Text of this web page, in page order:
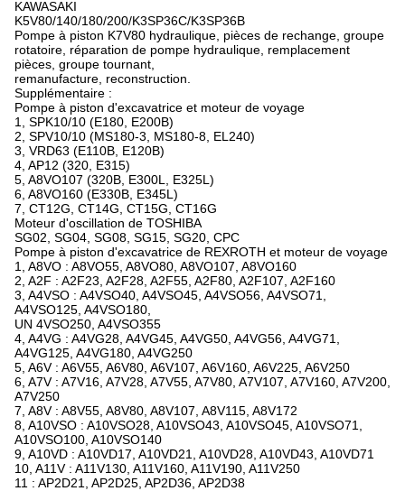
KAWASAKI
K5V80/140/180/200/K3SP36C/K3SP36B
Pompe à piston K7V80 hydraulique, pièces de rechange, groupe
rotatoire, réparation de pompe hydraulique, remplacement
pièces, groupe tournant,
remanufacture, reconstruction.
Supplémentaire :
Pompe à piston d'excavatrice et moteur de voyage
1, SPK10/10 (E180, E200B)
2, SPV10/10 (MS180-3, MS180-8, EL240)
3, VRD63 (E110B, E120B)
4, AP12 (320, E315)
5, A8VO107 (320B, E300L, E325L)
6, A8VO160 (E330B, E345L)
7, CT12G, CT14G, CT15G, CT16G
Moteur d'oscillation de TOSHIBA
SG02, SG04, SG08, SG15, SG20, CPC
Pompe à piston d'excavatrice de REXROTH et moteur de voyage
1, A8VO : A8VO55, A8VO80, A8VO107, A8VO160
2, A2F : A2F23, A2F28, A2F55, A2F80, A2F107, A2F160
3, A4VSO : A4VSO40, A4VSO45, A4VSO56, A4VSO71,
A4VSO125, A4VSO180,
UN 4VSO250, A4VSO355
4, A4VG : A4VG28, A4VG45, A4VG50, A4VG56, A4VG71,
A4VG125, A4VG180, A4VG250
5, A6V : A6V55, A6V80, A6V107, A6V160, A6V225, A6V250
6, A7V : A7V16, A7V28, A7V55, A7V80, A7V107, A7V160, A7V200,
A7V250
7, A8V : A8V55, A8V80, A8V107, A8V115, A8V172
8, A10VSO : A10VSO28, A10VSO43, A10VSO45, A10VSO71,
A10VSO100, A10VSO140
9, A10VD : A10VD17, A10VD21, A10VD28, A10VD43, A10VD71
10, A11V : A11V130, A11V160, A11V190, A11V250
11 : AP2D21, AP2D25, AP2D36, AP2D38